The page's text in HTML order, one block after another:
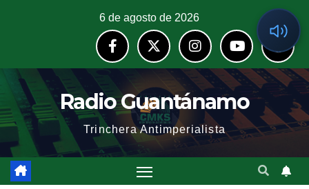
6 de agosto de 2026
Radio Guantánamo
Trinchera Antimperialista